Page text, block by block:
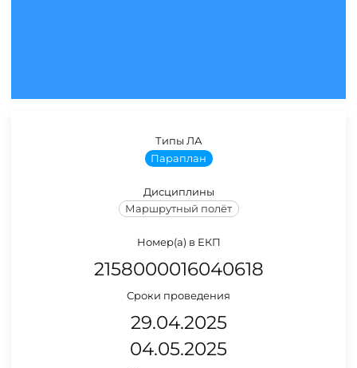
Типы ЛА
Параплан
Дисциплины
Маршрутный полёт
Номер(а) в ЕКП
2158000016040618
Сроки проведения
29.04.2025
04.05.2025